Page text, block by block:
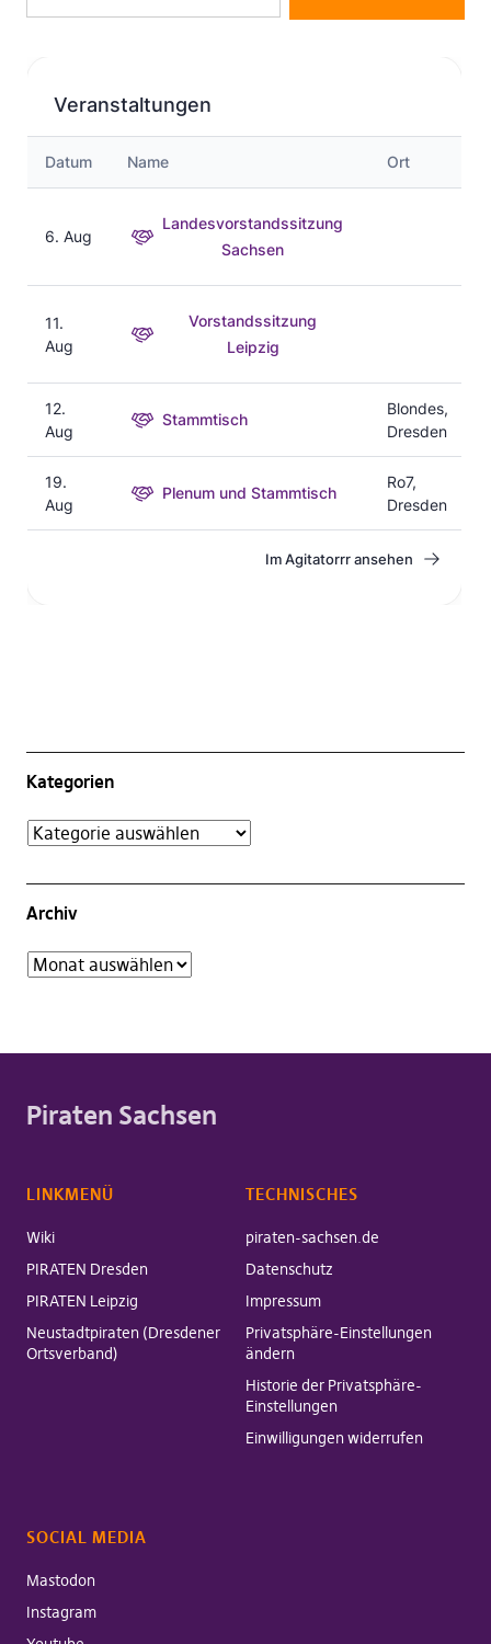
Kategorien
Archiv
Piraten Sachsen
LINKMENÜ
Wiki
PIRATEN Dresden
PIRATEN Leipzig
Neustadtpiraten (Dresdener
Ortsverband)
TECHNISCHES
piraten-sachsen.de
Datenschutz
Impressum
Privatsphäre-Einstellungen
ändern
Historie der Privatsphäre-
Einstellungen
Einwilligungen widerrufen
SOCIAL MEDIA
Mastodon
Instagram